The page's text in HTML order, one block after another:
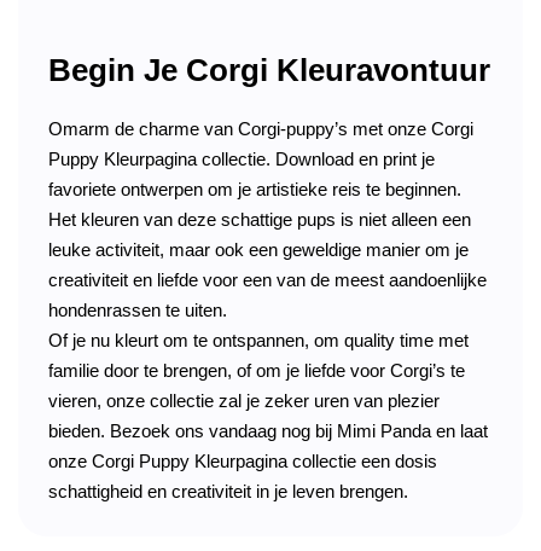
Begin Je Corgi Kleuravontuur
Omarm de charme van Corgi-puppy’s met onze Corgi
Puppy Kleurpagina collectie. Download en print je
favoriete ontwerpen om je artistieke reis te beginnen.
Het kleuren van deze schattige pups is niet alleen een
leuke activiteit, maar ook een geweldige manier om je
creativiteit en liefde voor een van de meest aandoenlijke
hondenrassen te uiten.
Of je nu kleurt om te ontspannen, om quality time met
familie door te brengen, of om je liefde voor Corgi’s te
vieren, onze collectie zal je zeker uren van plezier
bieden. Bezoek ons vandaag nog bij Mimi Panda en laat
onze Corgi Puppy Kleurpagina collectie een dosis
schattigheid en creativiteit in je leven brengen.